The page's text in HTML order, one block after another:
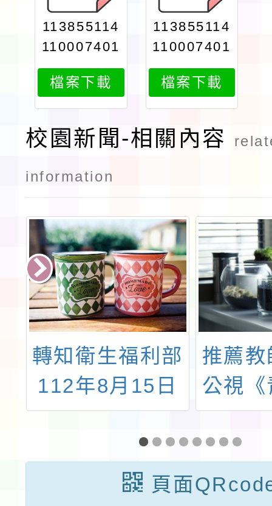
113855114
110007401
attach1
檔案下載
113855114
110007401
attach2
檔案下載
校園新聞-相關內容
information
轉知衛生福利部
112年8月15日
衛授疾字第
1120200761號
公告，自中華民
推薦
公視
人》
制互
《
頁面